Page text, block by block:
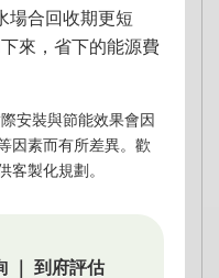
場合回收期更短
來，省下的能源費
安裝與節能效果會因
因素而有所差異。歡
客製化規劃。
｜ 到府評估